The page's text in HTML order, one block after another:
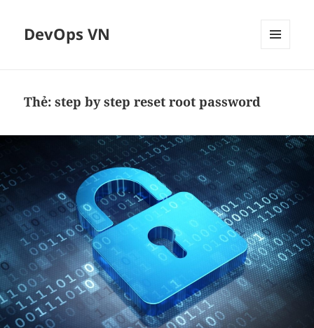
DevOps VN
Thẻ:step by step reset root password